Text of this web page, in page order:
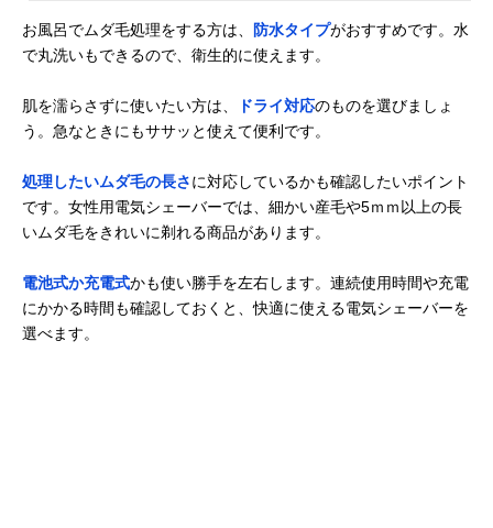
お風呂でムダ毛処理をする方は、 防水タイプがおすすめです。水
で丸洗いもできるので、衛生的に使えます。
肌を濡らさずに使いたい方は、 ドライ対応のものを選びましょ
う。急なときにもササッと使えて便利です。
処理したいムダ毛の長さに対応しているかも確認したいポイント
です。女性用電気シェーバーでは、細かい産毛や5ｍｍ以上の長
いムダ毛をきれいに剃れる商品があります。
電池式か充電式かも使い勝手を左右します。連続使用時間や充電
にかかる時間も確認しておくと、快適に使える電気シェーバーを
選べます。